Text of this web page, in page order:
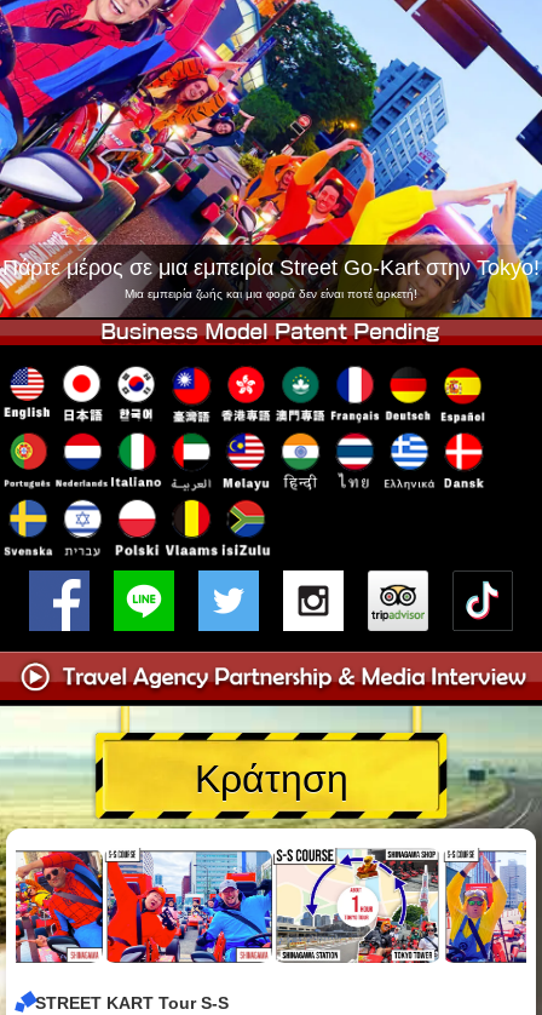
Πρόσβαση Αναφορές Συχνές Ερωτήσεις
Εταιρεία Κράτηση
Αλλαγή Καταστήματος
Τόκιο Σινάγαουα #1 Τόκιο Ακίχαμπαρα #1
Τόκιο Ακίχαμπαρα #2 Τόκιο Σιμπούγια
Τόκιο Σιμπούγια Annex Τόκιο Κόλπος
Τόκιο Ασακούσα Οσάκα
Οκινάουα
Πάρτε μέρος σε μια εμπειρία Street Go-Kart στην Tokyo!
Μια εμπειρία ζωής και μια φορά δεν είναι ποτέ αρκετή!
Κράτηση
STREET KART Tour S-S